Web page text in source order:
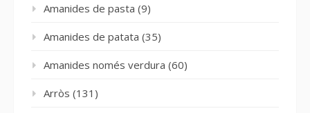
Amanides de pasta (9)
Amanides de patata (35)
Amanides només verdura (60)
Arròs (131)